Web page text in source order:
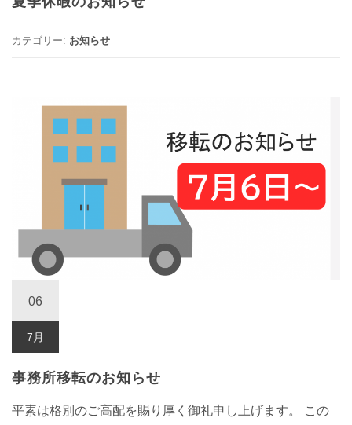
カテゴリー: お知らせ
06
7月
事務所移転のお知らせ
平素は格別のご高配を賜り厚く御礼申し上げます。 この